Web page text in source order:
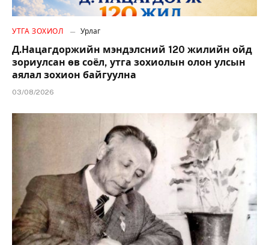
УТГА ЗОХИОЛ Урлаг
Д.Нацагдоржийн мэндэлсний 120 жилийн ойд
зориулсан өв соёл, утга зохиолын олон улсын
аялал зохион байгуулна
03/08/2026